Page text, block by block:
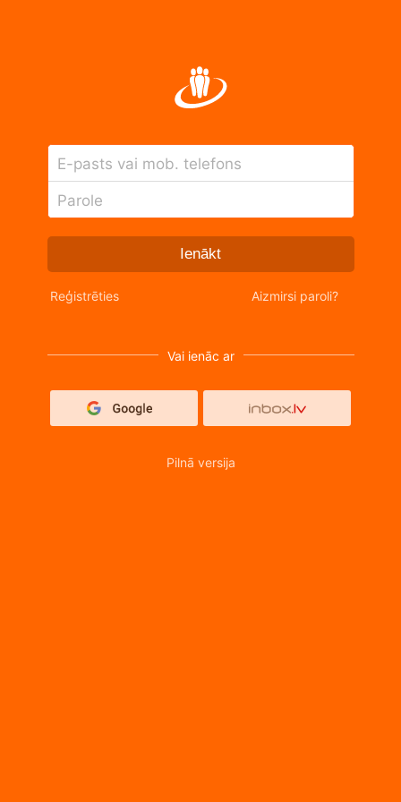
E-pasts vai mob. telefons
Parole
Ienākt
Reģistrēties Aizmirsi paroli?
Vai ienāc ar
Pilnā versija